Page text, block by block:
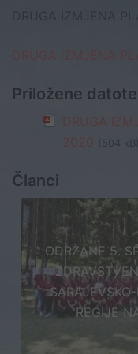
DRUGA IZMJENA
Priložene
DRUGA
2020
(504 kB)
Članci
ODRŽANE 5.
SARAJEVSKO-
REGIJE NA